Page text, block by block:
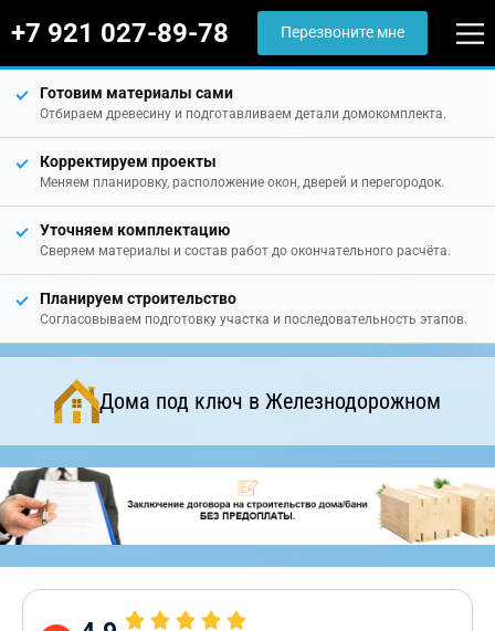
+7 921 027-89-78 Перезвоните мне
Готовим материалы сами
Отбираем древесину и подготавливаем детали домокомплекта.
Корректируем проекты
Меняем планировку, расположение окон, дверей и перегородок.
Уточняем комплектацию
Сверяем материалы и состав работ до окончательного расчёта.
Планируем строительство
Согласовываем подготовку участка и последовательность этапов.
Дома под ключ в Железнодорожном